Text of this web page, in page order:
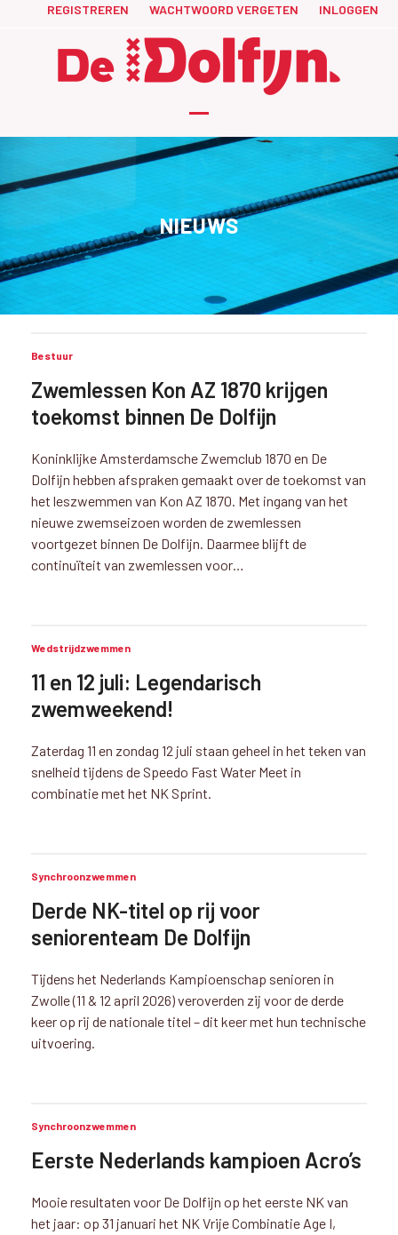
REGISTREREN WACHTWOORD VERGETEN INLOGGEN
Open
Close
NIEUWS
Bestuur
Zwemlessen Kon AZ 1870 krijgen
toekomst binnen De Dolfijn
Koninklijke Amsterdamsche Zwemclub 1870 en De
Dolfijn hebben afspraken gemaakt over de toekomst van
het leszwemmen van Kon AZ 1870. Met ingang van het
nieuwe zwemseizoen worden de zwemlessen
voortgezet binnen De Dolfijn. Daarmee blijft de
continuïteit van zwemlessen voor…
Wedstrijdzwemmen
11 en 12 juli: Legendarisch
zwemweekend!
Zaterdag 11 en zondag 12 juli staan geheel in het teken van
snelheid tijdens de Speedo Fast Water Meet in
combinatie met het NK Sprint.
Synchroonzwemmen
Derde NK-titel op rij voor
seniorenteam De Dolfijn
Tijdens het Nederlands Kampioenschap senioren in
Zwolle (11 & 12 april 2026) veroverden zij voor de derde
keer op rij de nationale titel – dit keer met hun technische
uitvoering.
Synchroonzwemmen
Eerste Nederlands kampioen Acro’s
Mooie resultaten voor De Dolfijn op het eerste NK van
het jaar: op 31 januari het NK Vrije Combinatie Age I,